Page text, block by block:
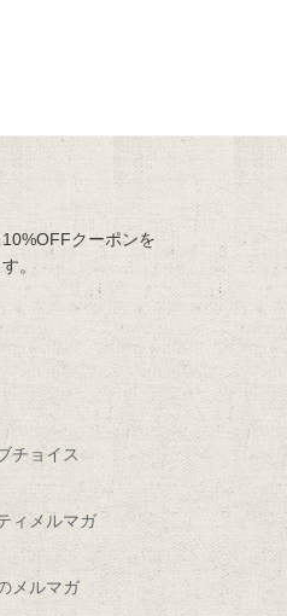
クーポンを
。
チョイス
ィメルマガ
メルマガ